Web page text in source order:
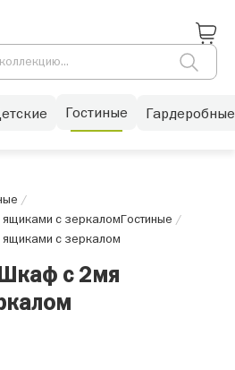
Гостиные Гардеробные
/
с зеркаломГостиные /
с зеркалом
с 2мя